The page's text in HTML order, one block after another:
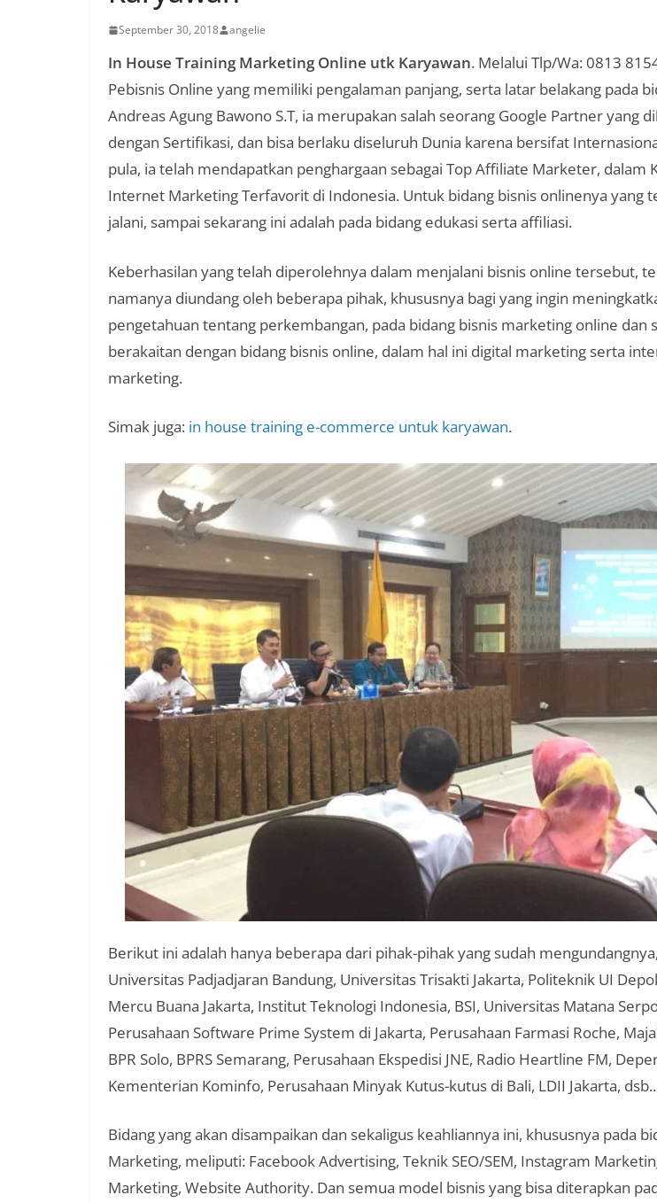
September 30, 2018 angelie
In House Training Marketing Online utk Karyawan. Melalui Tlp/Wa: 0813
Pebisnis Online yang memiliki pengalaman panjang, serta latar belakang pada
Andreas Agung Bawono S.T, ia merupakan salah seorang Google Partner yang
dengan Sertifikasi, dan bisa berlaku diseluruh Dunia karena bersifat
pula, ia telah mendapatkan penghargaan sebagai Top Affiliate Marketer, dalam
Internet Marketing Terfavorit di Indonesia. Untuk bidang bisnis onlinenya yang
jalani, sampai sekarang ini adalah pada bidang edukasi serta affiliasi.
Keberhasilan yang telah diperolehnya dalam menjalani bisnis online tersebut,
namanya diundang oleh beberapa pihak, khususnya bagi yang ingin
pengetahuan tentang perkembangan, pada bidang bisnis marketing online dan
berakaitan dengan bidang bisnis online, dalam hal ini digital marketing serta
marketing.
Simak juga: in house training e-commerce untuk karyawan.
Berikut ini adalah hanya beberapa dari pihak-pihak yang sudah
Universitas Padjadjaran Bandung, Universitas Trisakti Jakarta, Politeknik UI
Mercu Buana Jakarta, Institut Teknologi Indonesia, BSI, Universitas Matana
Perusahaan Software Prime System di Jakarta, Perusahaan Farmasi Roche,
BPR Solo, BPRS Semarang, Perusahaan Ekspedisi JNE, Radio Heartline FM,
Kementerian Kominfo, Perusahaan Minyak Kutus-kutus di Bali, LDII Jakarta, dsb..
Bidang yang akan disampaikan dan sekaligus keahliannya ini, khususnya pada
Marketing, meliputi: Facebook Advertising, Teknik SEO/SEM, Instagram
Marketing, Website Authority. Dan semua model bisnis yang bisa diterapkan